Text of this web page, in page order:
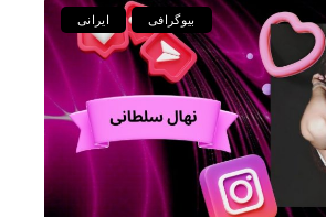
ایرانی بیوگرافی